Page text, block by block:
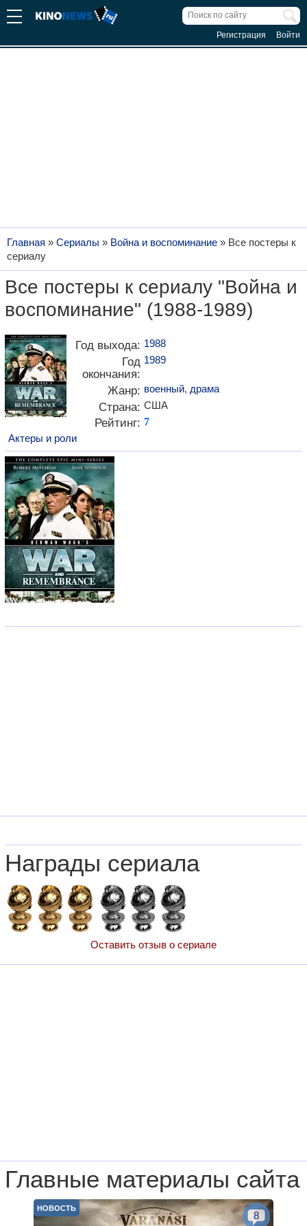
Регистрация Войти
Главная » Сериалы » Война и воспоминание » Все постеры к
сериалу
Все постеры к сериалу "Война и
воспоминание" (1988-1989)
Год выхода: 1988
Год
окончания:
1989
Жанр: военный, драма
Страна: США
Рейтинг: 7
Актеры и роли
Награды сериала
Оставить отзыв о сериале
Главные материалы сайта
НОВОСТЬ
8